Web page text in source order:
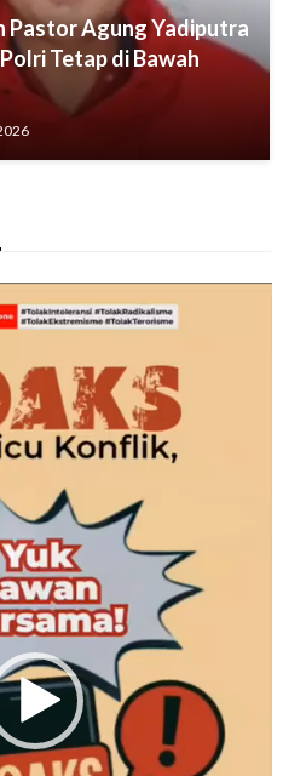
Pastor Agung Yadiputra
Tetap di Bawah